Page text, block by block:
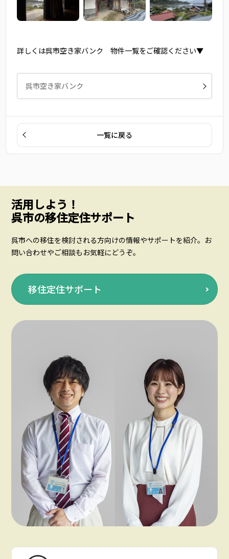
詳しくは呉市空き家バンク 物件一覧をご確認ください▼
呉市空き家バンク
一覧に戻る
活用しよう！
呉市の移住定住サポート
呉市への移住を検討される方向けの情報やサポートを紹介。お
問い合わせやご相談もお気軽にどうぞ。
移住定住サポート